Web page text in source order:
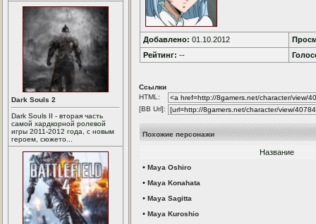
Dark Souls 2
Dark Souls II - вторая часть
самой хардкорной ролевой
игры 2011-2012 года, с новым
героем, сюжето...
Добавлено: 01.10.2012
Рейтинг: --
Ссылки
HTML:
[BB Url]:
Похожие персонажи
Название
• Maya Oshiro
• Maya Konahata
• Maya Sagitta
• Maya Kuroshio